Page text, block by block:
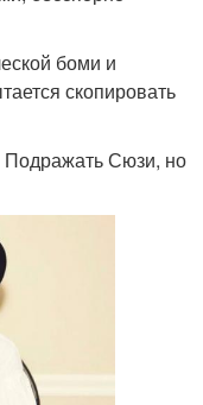
боми и
скопировать
Сюзи, но